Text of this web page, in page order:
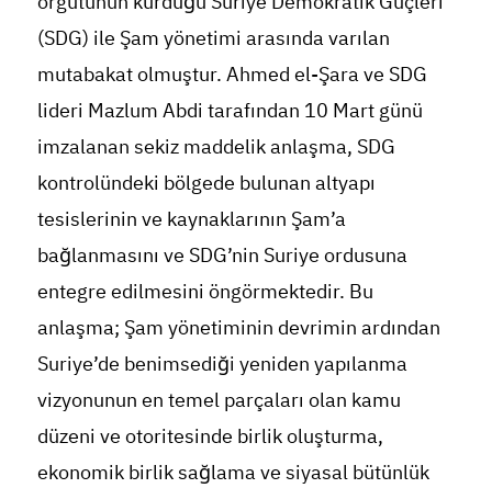
(SDG) ile Şam yönetimi arasında varılan
mutabakat olmuştur. Ahmed el-Şara ve SDG
lideri Mazlum Abdi tarafından 10 Mart günü
imzalanan sekiz maddelik anlaşma, SDG
kontrolündeki bölgede bulunan altyapı
tesislerinin ve kaynaklarının Şam’a
bağlanmasını ve SDG’nin Suriye ordusuna
entegre edilmesini öngörmektedir. Bu
anlaşma; Şam yönetiminin devrimin ardından
Suriye’de benimsediği yeniden yapılanma
vizyonunun en temel parçaları olan kamu
düzeni ve otoritesinde birlik oluşturma,
ekonomik birlik sağlama ve siyasal bütünlük